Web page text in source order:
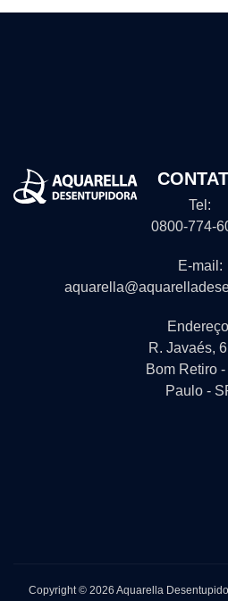
Tel:
0800-774-
E-mail:
R. Javaés,
Bom Retiro
Paulo -
Copyright © 2026 Aquarella